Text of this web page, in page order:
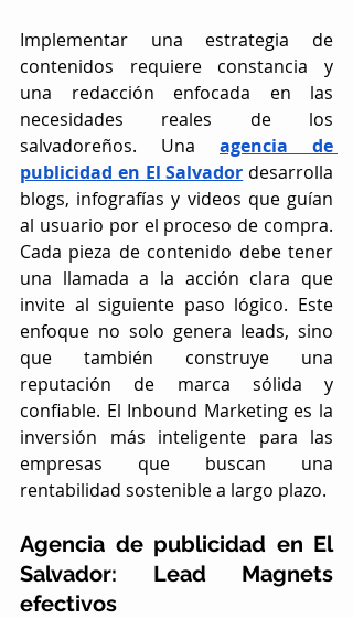
Implementar una estrategia de
contenidos requiere constancia y
una redacción enfocada en las
necesidades reales de los
salvadoreños. Una agencia de
publicidad en El Salvador desarrolla
blogs, infografías y videos que guían
al usuario por el proceso de compra.
Cada pieza de contenido debe tener
una llamada a la acción clara que
invite al siguiente paso lógico. Este
enfoque no solo genera leads, sino
que también construye una
reputación de marca sólida y
confiable. El Inbound Marketing es la
inversión más inteligente para las
empresas que buscan una
rentabilidad sostenible a largo plazo.
Agencia de publicidad en El
Salvador: Lead Magnets
efectivos